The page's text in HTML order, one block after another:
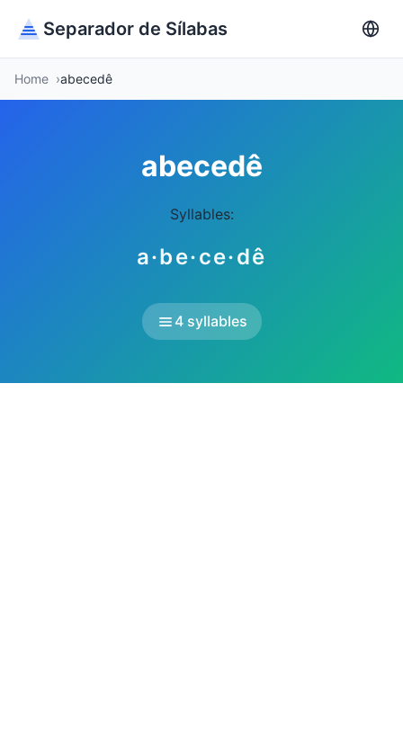
Separador de Sílabas
Home abecedê
abecedê
Syllables:
a·be·ce·dê
4 syllables